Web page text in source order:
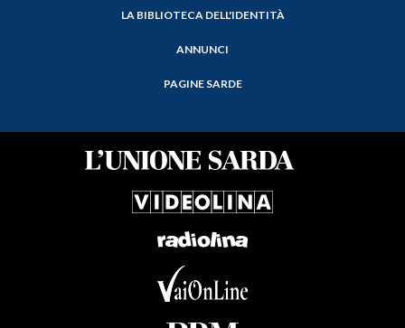
LA BIBLIOTECA DELL'IDENTITÀ
ANNUNCI
PAGINE SARDE